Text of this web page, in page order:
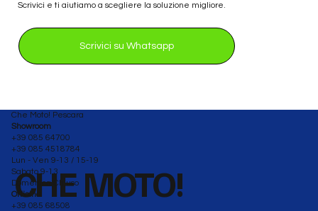
Scrivici e ti aiutiamo a scegliere la soluzione migliore.
Scrivici su Whatsapp
CHE MOTO!
Che Moto! Pescara
Showroom
+39 085 64700
+39 085 4518784
Lun - Ven 9-13 / 15-19
Sabato 9-13
Domenica Chiuso
Officina
+39 085 68508